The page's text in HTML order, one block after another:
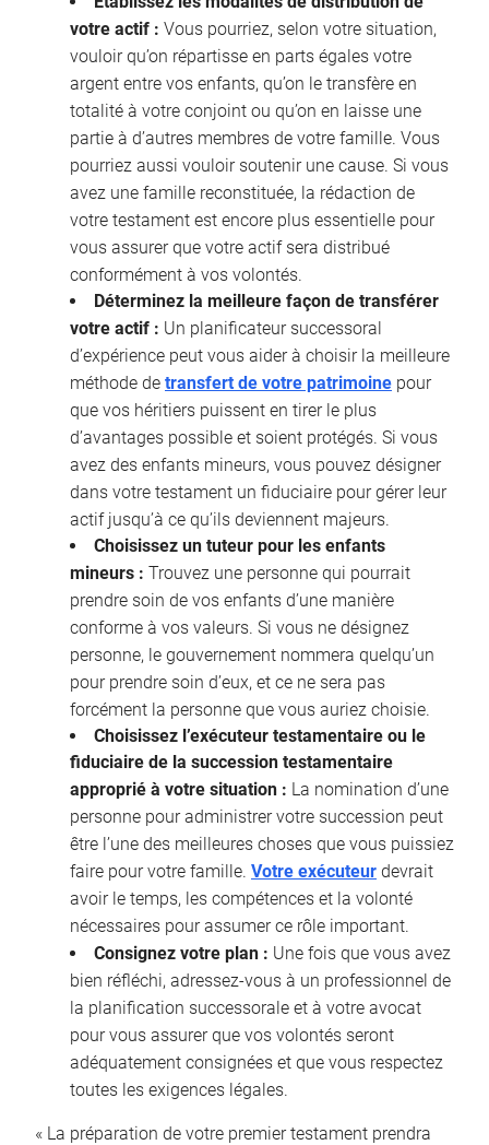
votre actif : Vous pourriez, selon votre situation,
vouloir qu’on répartisse en parts égales votre
argent entre vos enfants, qu’on le transfère en
totalité à votre conjoint ou qu’on en laisse une
partie à d’autres membres de votre famille. Vous
pourriez aussi vouloir soutenir une cause. Si vous
avez une famille reconstituée, la rédaction de
votre testament est encore plus essentielle pour
vous assurer que votre actif sera distribué
conformément à vos volontés.
Déterminez la meilleure façon de transférer
votre actif : Un planificateur successoral
d’expérience peut vous aider à choisir la meilleure
méthode de transfert de votre patrimoine pour
que vos héritiers puissent en tirer le plus
d’avantages possible et soient protégés. Si vous
avez des enfants mineurs, vous pouvez désigner
dans votre testament un fiduciaire pour gérer leur
actif jusqu’à ce qu’ils deviennent majeurs.
Choisissez un tuteur pour les enfants
mineurs : Trouvez une personne qui pourrait
prendre soin de vos enfants d’une manière
conforme à vos valeurs. Si vous ne désignez
personne, le gouvernement nommera quelqu’un
pour prendre soin d’eux, et ce ne sera pas
forcément la personne que vous auriez choisie.
Choisissez l’exécuteur testamentaire ou le
fiduciaire de la succession testamentaire
approprié à votre situation : La nomination d’une
personne pour administrer votre succession peut
être l’une des meilleures choses que vous puissiez
faire pour votre famille. Votre exécuteur devrait
avoir le temps, les compétences et la volonté
nécessaires pour assumer ce rôle important.
Consignez votre plan : Une fois que vous avez
bien réfléchi, adressez-vous à un professionnel de
la planification successorale et à votre avocat
pour vous assurer que vos volontés seront
adéquatement consignées et que vous respectez
toutes les exigences légales.
« La préparation de votre premier testament prendra